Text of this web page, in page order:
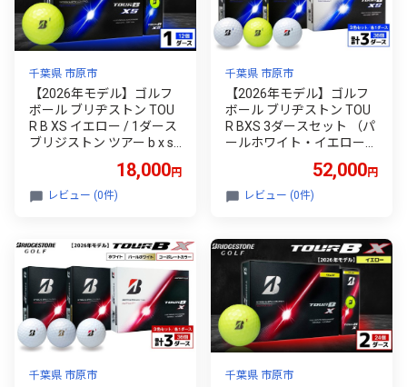
千葉県 市原市
【2026年モデル】ゴルフ
ボール ブリヂストン TOU
R B XS イエロー / 1ダース
ブリジストン ツアー b x s
18,000円
レビュー (0件)
千葉県 市原市
【2026年モデル】ゴルフ
ボール ブリヂストン TOU
R BXS 3ダースセット （パ
ールホワイト・イエロー・
トン ツアー b x s ツアー ビ
ー エックス エス
52,000円
レビュー (0件)
千葉県 市原市 千葉県 市原市